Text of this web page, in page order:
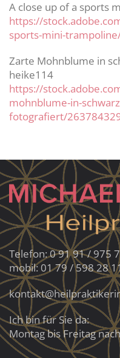
A close up of a sports
https://
sports-mini-
Zarte Mohnblume in
heike114
https://
mohnblume-in-
fotografiert/
Telefon: 0 91 91 / 975
mobil: 01 79 / 598 28
Ich bin für Sie da:
Montag bis Freitag